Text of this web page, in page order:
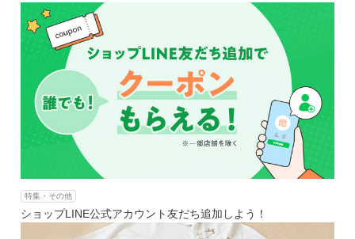
特集・その他
ショップLINE公式アカウント友だち追加しよう！